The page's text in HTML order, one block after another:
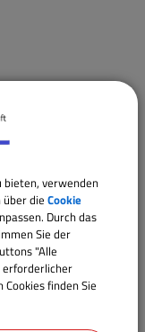
bieten, verwenden
die Cookie
Durch das
Sie der
"Alle
erforderlicher
finden Sie